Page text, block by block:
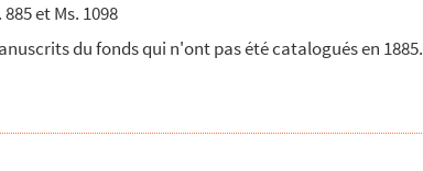
et Ms. 1098
du fonds qui n'ont pas été catalogués en 1885.